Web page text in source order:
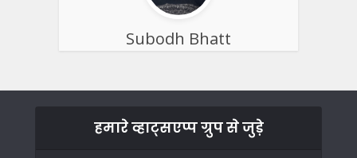
Subodh Bhatt
हमारे व्हाट्सएप्प ग्रुप से जुड़े